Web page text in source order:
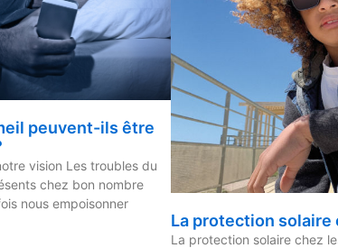
peuvent-ils être
vision Les troubles du
chez bon nombre
nous empoisonner
La protection solaire
La protection solaire chez